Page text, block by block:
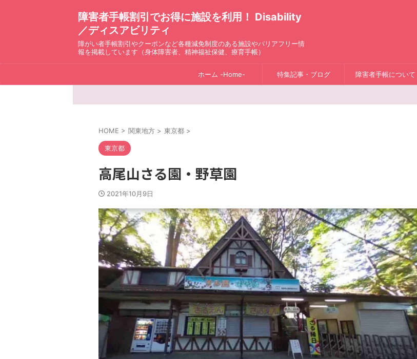
障害者手帳割引でお得に施設を利用！ Disability
／ディスアビリティ
障がい者手帳割引やクーポンなど各種減免制度のある施設やバリアフリー情
報を掲載しています（身体障害者、精神福祉保健、療育手帳）
ホーム -Home- 特集記事・ブログ 障害者手帳について
HOME > 関東地方 > 東京都 >
東京都
高尾山さる園・野草園
2021年10月9日